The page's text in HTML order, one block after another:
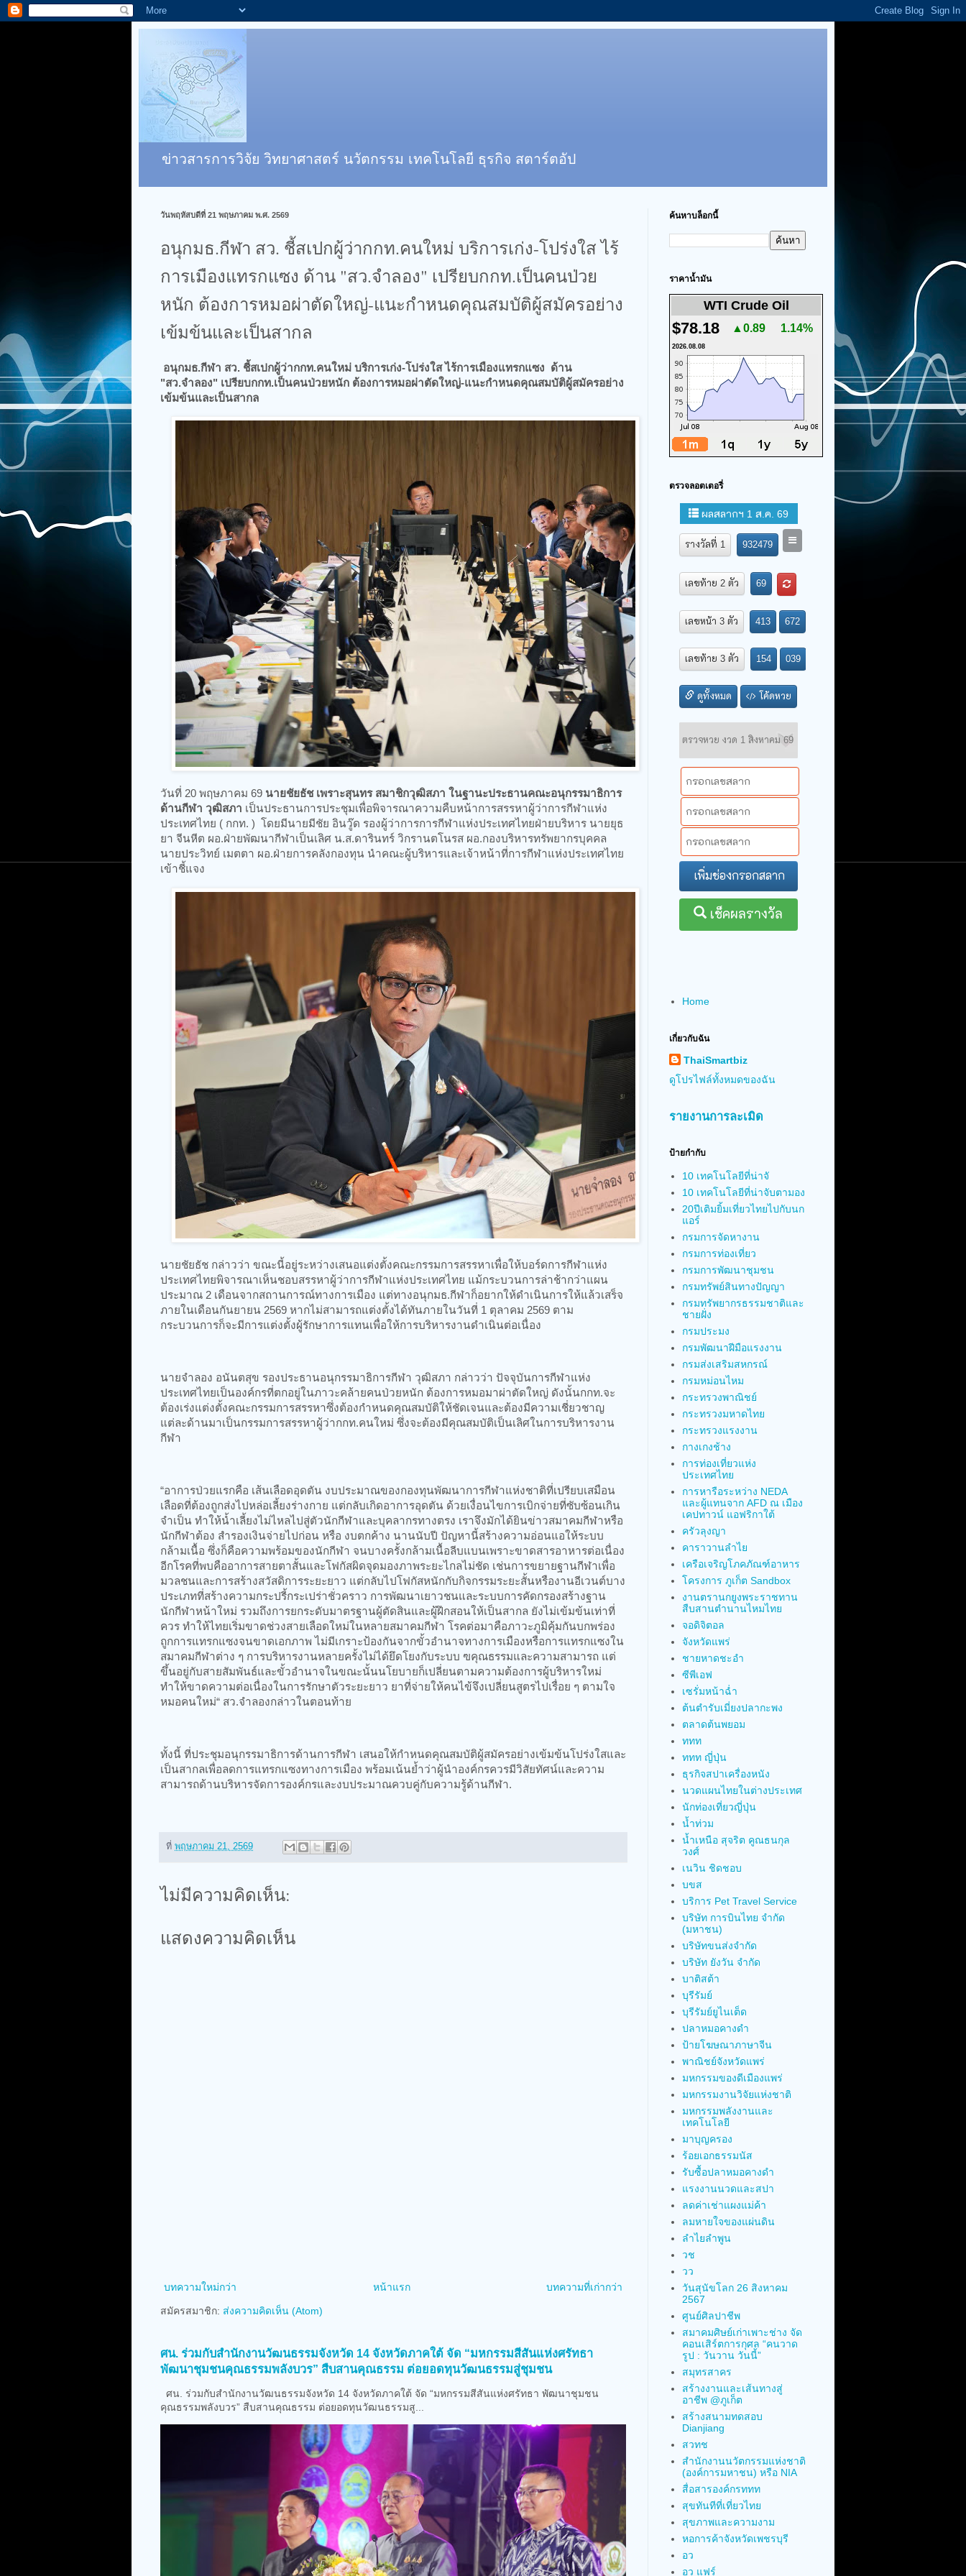
ข่าวสารการวิจัย วิทยาศาสตร์ นวัตกรรม เทคโนโลยี ธุรกิจ สตาร์ตอัป
วันพฤหัสบดีที่ 21 พฤษภาคม พ.ศ. 2569
อนุกมธ.กีฬา สว. ชี้สเปกผู้ว่ากกท.คนใหม่ บริการเก่ง-โปร่งใส ไร้
การเมืองแทรกแซง ด้าน "สว.จำลอง" เปรียบกกท.เป็นคนป่วย
หนัก ต้องการหมอผ่าตัดใหญ่-แนะกำหนดคุณสมบัติผู้สมัครอย่าง
เข้มข้นและเป็นสากล
อนุกมธ.กีฬา สว. ชี้สเปกผู้ว่ากกท.คนใหม่ บริการเก่ง-โปร่งใส ไร้การเมืองแทรกแซง ด้าน
"สว.จำลอง" เปรียบกกท.เป็นคนป่วยหนัก ต้องการหมอผ่าตัดใหญ่-แนะกำหนดคุณสมบัติผู้สมัครอย่าง
เข้มข้นและเป็นสากล
วันที่ 20 พฤษภาคม 69 นายชัยธัช เพราะสุนทร สมาชิกวุฒิสภา ในฐานะประธานคณะอนุกรรมาธิการ
ด้านกีฬา วุฒิสภา เป็นประธานการประชุมเพื่อพิจารณาความคืบหน้าการสรรหาผู้ว่าการกีฬาแห่ง
ประเทศไทย ( กกท. ) โดยมีนายมีชัย อินวู๊ด รองผู้ว่าการการกีฬาแห่งประเทศไทยฝ่ายบริหาร นายยุธ
ยา จีนหีต ผอ.ฝ่ายพัฒนากีฬาเป็นเลิศ น.ส.ดารินทร์ วิกรานตโนรส ผอ.กองบริหารทรัพยากรบุคคล
นายประวิทย์ เมตตา ผอ.ฝ่ายการคลังกองทุน นำคณะผู้บริหารและเจ้าหน้าที่การกีฬาแห่งประเทศไทย
เข้าชี้แจง
นายชัยธัช กล่าวว่า ขณะนี้อยู่ระหว่างเสนอแต่งตั้งคณะกรรมการสรรหาเพื่อให้บอร์ดการกีฬาแห่ง
ประเทศไทยพิจารณาเห็นชอบสรรหาผู้ว่าการกีฬาแห่งประเทศไทย แม้กระบวนการล่าช้ากว่าแผน
ประมาณ 2 เดือนจากสถานการณ์ทางการเมือง แต่ทางอนุกมธ.กีฬาก็อยากให้ดำเนินการให้แล้วเสร็จ
ภายในเดือนกันยายน 2569 หากไม่สามารถแต่งตั้งได้ทันภายในวันที่ 1 ตุลาคม 2569 ตาม
กระบวนการก็จะมีการแต่งตั้งผู้รักษาการแทนเพื่อให้การบริหารงานดำเนินต่อเนื่อง
นายจำลอง อนันตสุข รองประธานอนุกรรมาธิการกีฬา วุฒิสภา กล่าวว่า ปัจจุบันการกีฬาแห่ง
ประเทศไทยเป็นองค์กรที่ตกอยู่ในภาวะคล้ายคนป่วยหนัก ต้องการหมอมาผ่าตัดใหญ่ ดังนั้นกกท.จะ
ต้องเร่งแต่งตั้งคณะกรรมการสรรหาซึ่งต้องกำหนดคุณสมบัติให้ชัดเจนและต้องมีความเชี่ยวชาญ
แต่ละด้านมาเป็นกรรมการสรรหาผู้ว่ากกท.คนใหม่ ซึ่งจะต้องมีคุณสมบัติเป็นเลิศในการบริหารงาน
กีฬา
“อาการป่วยแรกคือ เส้นเลือดอุดตัน งบประมาณของกองทุนพัฒนาการกีฬาแห่งชาติที่เปรียบเสมือน
เลือดที่ต้องถูกส่งไปหล่อเลี้ยงร่างกาย แต่กลับเกิดอาการอุดตัน ด้วยเงื่อนไขการเบิกจ่ายที่ซับซ้อนเกิน
จำเป็น ทำให้น้ำเลี้ยงไม่ไหลไปสู่ตัวนักกีฬาและบุคลากรทางตรง เราจึงมักได้ยินข่าวสมาคมกีฬาหรือ
นักกีฬาต้อง สำรองเงินจ่ายไปก่อน หรือ งบตกค้าง นานนับปี ปัญหานี้สร้างความอ่อนแอให้ระบบ
กล้ามเนื้อ ซึ่งก็คือความพร้อมของนักกีฬา จนบางครั้งกล้ามเนื้อลีบแบนเพราะขาดสารอาหารต่อเนื่อง
อีกโรคที่พบคืออาการสายตาสั้นและโฟกัสผิดจุดมองภาพระยะไกลไม่ชัด เช่นการขยายฐานกีฬาเพื่อ
มวลชนและการสร้างสวัสดิการระยะยาว แต่กลับไปโฟกัสหนักกับกิจกรรมระยะสั้นหรืองานอีเวนต์บาง
ประเภทที่สร้างความกระปรี้กระเปร่าชั่วคราว การพัฒนาเยาวชนและระบบการคัดกรองสร้างฐาน
นักกีฬาหน้าใหม่ รวมถึงการยกระดับมาตรฐานผู้ตัดสินและผู้ฝึกสอนให้เป็นสากล ยังไม่เข้มข้นเท่าที่
ควร ทำให้ไทยเริ่มขาดช่วงสายเลือดใหม่ในหลายสมาคมกีฬา โรคต่อมาคือภาวะภูมิคุ้มกันบกพร่อง
ถูกการแทรกแซงจนขาดเอกภาพ ไม่มีเกราะป้องกันจากขั้วอำนาจทางการเมืองหรือการแทรกแซงใน
สมาคมกีฬาต่าง ๆ การบริหารงานหลายครั้งไม่ได้ยึดโยงกับระบบ ฃคุณธรรมและความสามารถ แต่
ขึ้นอยู่กับสายสัมพันธ์และขั้วอำนาจในขณะนั้นนโยบายก็เปลี่ยนตามความต้องการผู้บริหารใหม่
ทำให้ขาดความต่อเนื่องในการรักษาตัวระยะยาว ยาที่จ่ายให้คนไข้จึงเปลี่ยนสูตรไปเรื่อย ๆ ตามใจ
หมอคนใหม่“ สว.จำลองกล่าวในตอนท้าย
ทั้งนี้ ที่ประชุมอนุกรรมาธิการด้านการกีฬา เสนอให้กำหนดคุณสมบัติผู้สมัครอย่างเข้มข้นโปร่งใสและ
เป็นสากลเพื่อลดการแทรกแซงทางการเมือง พร้อมเน้นย้ำว่าผู้นำองค์กรควรมีวิสัยทัศน์และความ
สามารถด้านบริหารจัดการองค์กรและงบประมาณควบคู่กับความรู้ด้านกีฬา.
ที่ พฤษภาคม 21, 2569
ไม่มีความคิดเห็น:
แสดงความคิดเห็น
บทความใหม่กว่า บทความที่เก่ากว่า
หน้าแรก
สมัครสมาชิก: ส่งความคิดเห็น (Atom)
ศน. ร่วมกับสำนักงานวัฒนธรรมจังหวัด 14 จังหวัดภาคใต้ จัด “มหกรรมสีสันแห่งศรัทธา
พัฒนาชุมชนคุณธรรมพลังบวร” สืบสานคุณธรรม ต่อยอดทุนวัฒนธรรมสู่ชุมชน
ศน. ร่วมกับสำนักงานวัฒนธรรมจังหวัด 14 จังหวัดภาคใต้ จัด “มหกรรมสีสันแห่งศรัทธา พัฒนาชุมชน
คุณธรรมพลังบวร” สืบสานคุณธรรม ต่อยอดทุนวัฒนธรรมสู...
ค้นหาบล็อกนี้
ราคาน้ำมัน
WTI Crude Oil
$78.18 ▲0.89 1.14%
2026.08.08
ตรวจลอตเตอรี่
Home
เกี่ยวกับฉัน
ThaiSmartbiz
ดูโปรไฟล์ทั้งหมดของฉัน
รายงานการละเมิด
ป้ายกำกับ
10 เทคโนโลยีที่น่าจั
10 เทคโนโลยีที่น่าจับตามอง
20ปีเติมยิ้มเที่ยวไทยไปกับนก
แอร์
กรมการจัดหางาน
กรมการท่องเที่ยว
กรมการพัฒนาชุมชน
กรมทรัพย์สินทางปัญญา
กรมทรัพยากรธรรมชาติและ
ชายฝั่ง
กรมประมง
กรมพัฒนาฝีมือแรงงาน
กรมส่งเสริมสหกรณ์
กรมหม่อนไหม
กระทรวงพาณิชย์
กระทรวงมหาดไทย
กระทรวงแรงงาน
กางเกงช้าง
การท่องเที่ยวแห่ง
ประเทศไทย
การหารือระหว่าง NEDA
และผู้แทนจาก AFD ณ เมือง
เคปทาวน์ แอฟริกาใต้
ครัวลุงญา
คาราวานลำไย
เครือเจริญโภคภัณฑ์อาหาร
โครงการ ภูเก็ต Sandbox
งานตรานกยูงพระราชทาน
สืบสานตำนานไหมไทย
จอดิจิตอล
จังหวัดแพร่
ชายหาดชะอำ
ซีพีเอฟ
เซรั่มหน้าฉ่ำ
ต้นตำรับเมี่ยงปลากะพง
ตลาดต้นพยอม
ททท
ททท ญี่ปุ่น
ธุรกิจสปาเครื่องหนัง
นวดแผนไทยในต่างประเทศ
นักท่องเที่ยวญี่ปุ่น
น้ำท่วม
น้ำเหนือ สุจริต คูณธนกุล
วงศ์
เนวิน ชิดชอบ
บขส
บริการ Pet Travel Service
บริษัท การบินไทย จำกัด
(มหาชน)
บริษัทขนส่งจำกัด
บริษัท ยังวัน จำกัด
บาติสต้า
บุรีรัมย์
บุรีรัมย์ยูไนเต็ด
ปลาหมอคางดำ
ป้ายโฆษณาภาษาจีน
พาณิชย์จังหวัดแพร่
มหกรรมของดีเมืองแพร่
มหกรรมงานวิจัยแห่งชาติ
มหกรรมพลังงานและ
เทคโนโลยี
มาบุญครอง
ร้อยเอกธรรมนัส
รับซื้อปลาหมอคางดำ
แรงงานนวดและสปา
ลดค่าเช่าแผงแม่ค้า
ลมหายใจของแผ่นดิน
ลำไยลำพูน
วช
วว
วันสุนัขโลก 26 สิงหาคม
2567
ศูนย์ศิลปาชีพ
สมาคมศิษย์เก่าเพาะช่าง จัด
คอนเสิร์ตการกุศล “คนวาด
รูป : วันวาน วันนี้”
สมุทรสาคร
สร้างงานและเส้นทางสู่
อาชีพ @ภูเก็ต
สร้างสนามทดสอบ
Dianjiang
สวทช
สำนักงานนวัตกรรมแห่งชาติ
(องค์การมหาชน) หรือ NIA
สื่อสารองค์กรททท
สุขทันทีที่เที่ยวไทย
สุขภาพและความงาม
หอการค้าจังหวัดเพชรบุรี
อว
อว แฟร์